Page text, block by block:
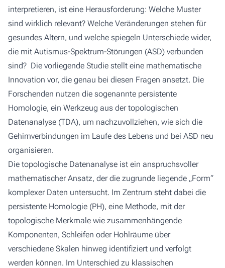
interpretieren, ist eine Herausforderung: Welche Muster
sind wirklich relevant? Welche Veränderungen stehen für
gesundes Altern, und welche spiegeln Unterschiede wider,
die mit Autismus-Spektrum-Störungen (ASD) verbunden
sind? Die vorliegende Studie stellt eine mathematische
Innovation vor, die genau bei diesen Fragen ansetzt. Die
Forschenden nutzen die sogenannte persistente
Homologie, ein Werkzeug aus der topologischen
Datenanalyse (TDA), um nachzuvollziehen, wie sich die
Gehirnverbindungen im Laufe des Lebens und bei ASD neu
organisieren.
Die topologische Datenanalyse ist ein anspruchsvoller
mathematischer Ansatz, der die zugrunde liegende „Form“
komplexer Daten untersucht. Im Zentrum steht dabei die
persistente Homologie (PH), eine Methode, mit der
topologische Merkmale wie zusammenhängende
Komponenten, Schleifen oder Hohlräume über
verschiedene Skalen hinweg identifiziert und verfolgt
werden können. Im Unterschied zu klassischen